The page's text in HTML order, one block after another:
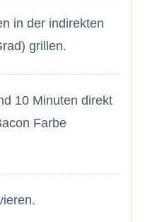
in der indirekten
grillen.
10 Minuten direkt
Farbe